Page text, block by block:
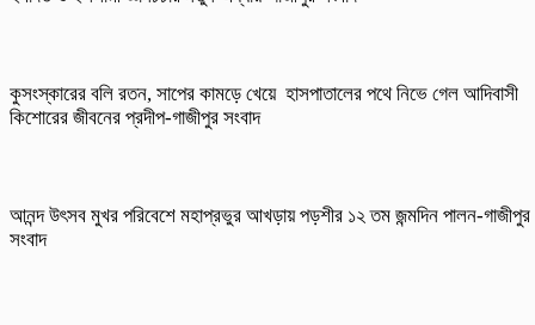
কুসংস্কারের বলি রতন, সাপের কামড়ে খেয়ে হাসপাতালের পথে নিভে গেল আদিবাসী
কিশোরের জীবনের প্রদীপ-গাজীপুর সংবাদ
আনন্দ উৎসব মুখর পরিবেশে মহাপ্রভুর আখড়ায় পড়শীর ১২ তম জন্মদিন পালন-গাজীপুর
সংবাদ